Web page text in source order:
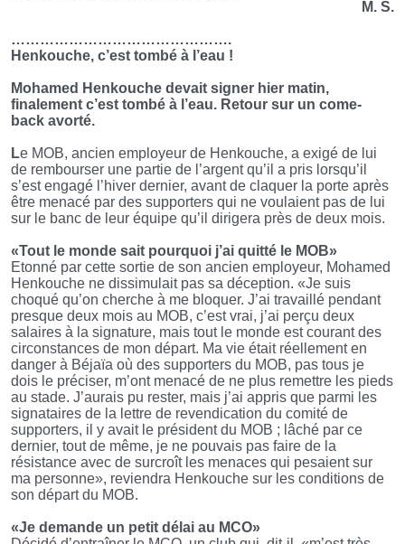
M. S.
……………………………………….
Henkouche, c’est tombé à l’eau !
Mohamed Henkouche devait signer hier matin,
finalement c’est tombé à l’eau. Retour sur un come-
back avorté.
Le MOB, ancien employeur de Henkouche, a exigé de lui
de rembourser une partie de l’argent qu’il a pris lorsqu’il
s’est engagé l’hiver dernier, avant de claquer la porte après
être menacé par des supporters qui ne voulaient pas de lui
sur le banc de leur équipe qu’il dirigera près de deux mois.
«Tout le monde sait pourquoi j’ai quitté le MOB»
Etonné par cette sortie de son ancien employeur, Mohamed
Henkouche ne dissimulait pas sa déception. «Je suis
choqué qu’on cherche à me bloquer. J’ai travaillé pendant
presque deux mois au MOB, c’est vrai, j’ai perçu deux
salaires à la signature, mais tout le monde est courant des
circonstances de mon départ. Ma vie était réellement en
danger à Béjaïa où des supporters du MOB, pas tous je
dois le préciser, m’ont menacé de ne plus remettre les pieds
au stade. J’aurais pu rester, mais j’ai appris que parmi les
signataires de la lettre de revendication du comité de
supporters, il y avait le président du MOB ; lâché par ce
dernier, tout de même, je ne pouvais pas faire de la
résistance avec de surcroît les menaces qui pesaient sur
ma personne», reviendra Henkouche sur les conditions de
son départ du MOB.
«Je demande un petit délai au MCO»